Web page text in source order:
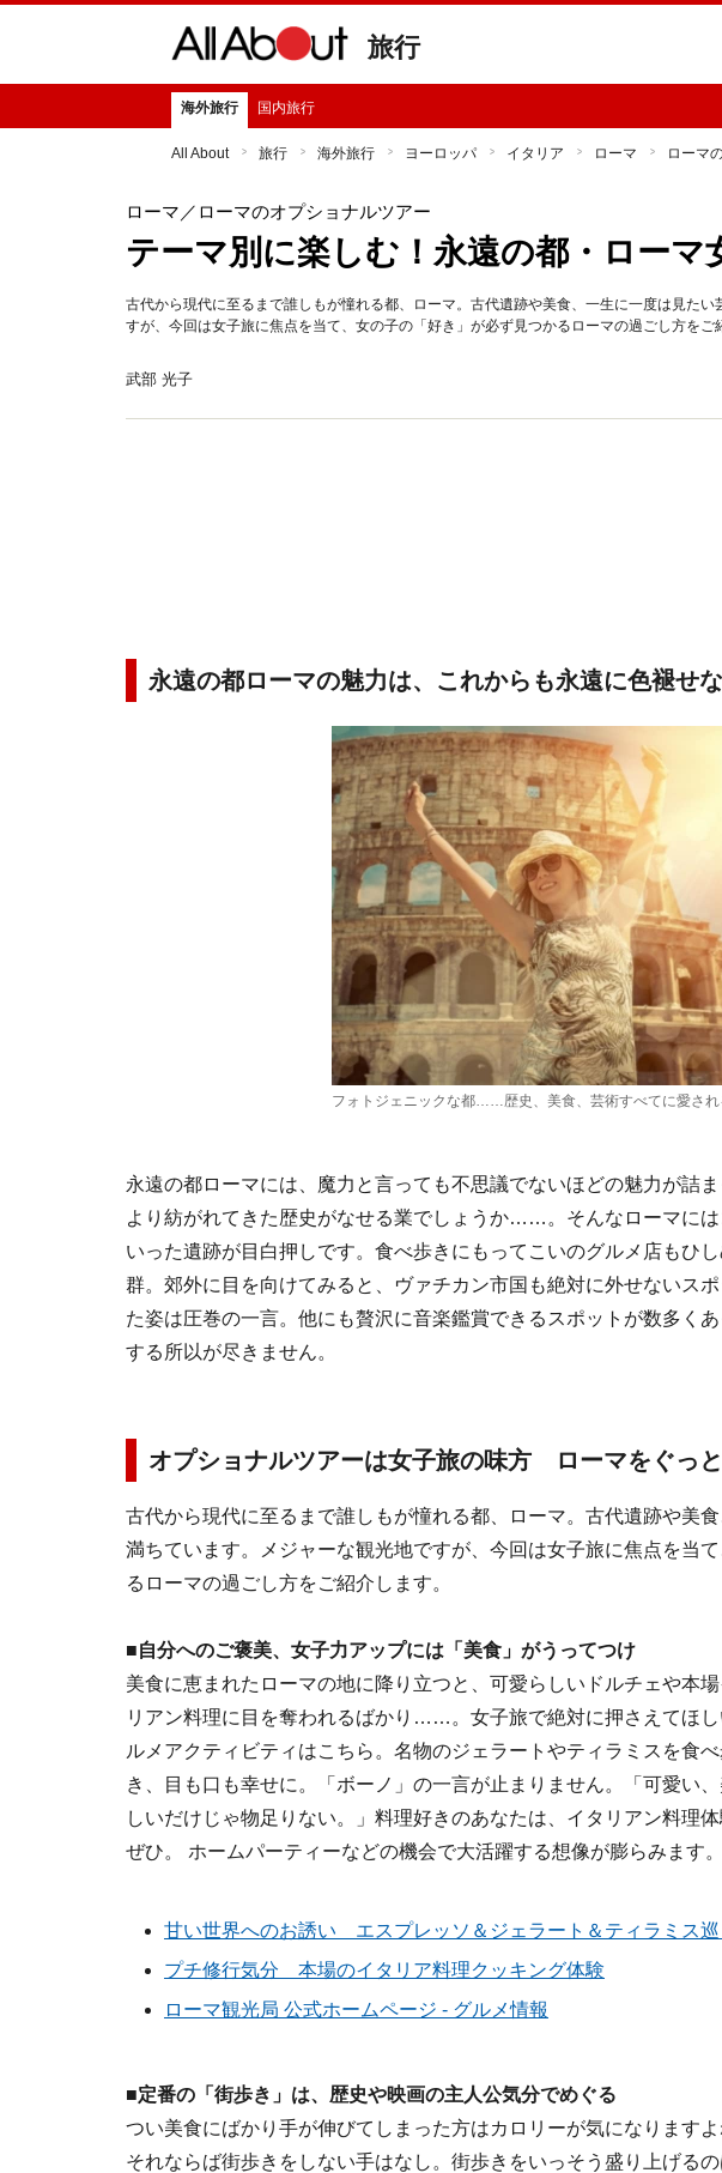
旅行
海外旅行 国内旅行
All About 旅行 海外旅行 ヨーロッパ イタリア ローマ ローマ
ローマ ／ローマのオプショナルツアー
テーマ別に楽しむ！永遠の都・ローマ
古代から現代に至るまで誰しもが憧れる都、ローマ。古代遺跡や美食、一生に一度は見た
すが、今回は女子旅に焦点を当て、女の子の「好き」が必ず見つかるローマの過ごし方をご
武部 光子
永遠の都ローマの魅力は、これからも永遠に色褪せ
フォトジェニックな都……歴史、美食、芸術すべてに愛され
永遠の都ローマには、魔力と言っても不思議でないほどの魅力が詰
より紡がれてきた歴史がなせる業でしょうか……。そんなローマに
いった遺跡が目白押しです。食べ歩きにもってこいのグルメ店もひ
群。郊外に目を向けてみると、ヴァチカン市国も絶対に外せないス
た姿は圧巻の一言。他にも贅沢に音楽鑑賞できるスポットが数多く
する所以が尽きません。
オプショナルツアーは女子旅の味方 ローマをぐっ
古代から現代に至るまで誰しもが憧れる都、ローマ。古代遺跡や美
満ちています。メジャーな観光地ですが、今回は女子旅に焦点を当
るローマの過ごし方をご紹介します。
■自分へのご褒美、女子力アップには「美食」がうってつけ
美食に恵まれたローマの地に降り立つと、可愛らしいドルチェや本場
リアン料理に目を奪われるばかり……。女子旅で絶対に押さえてほ
ルメアクティビティはこちら。名物のジェラートやティラミスを食
き、目も口も幸せに。「ボーノ」の一言が止まりません。「可愛い
しいだけじゃ物足りない。」料理好きのあなたは、イタリアン料理
ぜひ。 ホームパーティーなどの機会で大活躍する想像が膨らみます。
甘い世界へのお誘い エスプレッソ＆ジェラート＆ティラミス
プチ修行気分 本場のイタリア料理クッキング体験
ローマ観光局 公式ホームページ - グルメ情報
■定番の「街歩き」は、歴史や映画の主人公気分でめぐる
つい美食にばかり手が伸びてしまった方はカロリーが気になりますよ
それならば街歩きをしない手はなし。街歩きをいっそう盛り上げるの